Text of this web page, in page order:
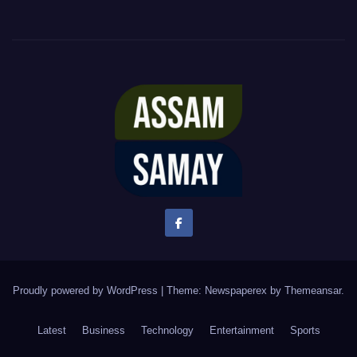
Proudly powered by WordPress Theme: Newspaperex by Themeansar.
Latest Business Technology Entertainment Sports